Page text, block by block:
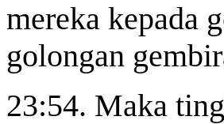
mereka kepada
golongan
23:54. Maka